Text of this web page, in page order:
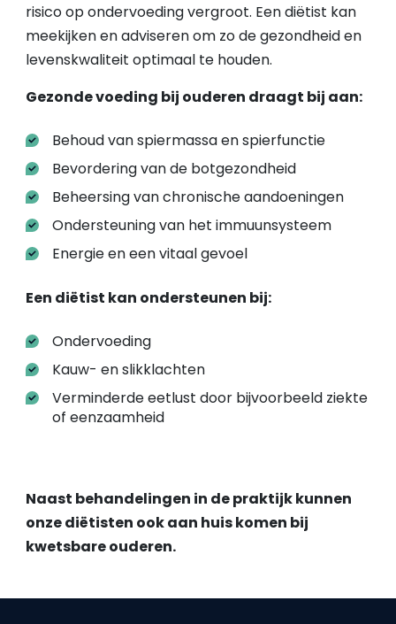
risico op ondervoeding vergroot. Een diëtist kan
meekijken en adviseren om zo de gezondheid en
levenskwaliteit optimaal te houden.
Gezonde voeding bij ouderen draagt bij aan:
Behoud van spiermassa en spierfunctie
Bevordering van de botgezondheid
Beheersing van chronische aandoeningen
Ondersteuning van het immuunsysteem
Energie en een vitaal gevoel
Een diëtist kan ondersteunen bij:
Ondervoeding
Kauw- en slikklachten
Verminderde eetlust door bijvoorbeeld ziekte
of eenzaamheid
Naast behandelingen in de praktijk kunnen
onze diëtisten ook aan huis komen bij
kwetsbare ouderen.